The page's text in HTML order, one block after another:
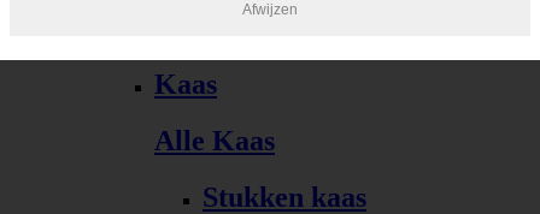
Kaas
Alle Kaas
Stukken kaas
Afwijzen